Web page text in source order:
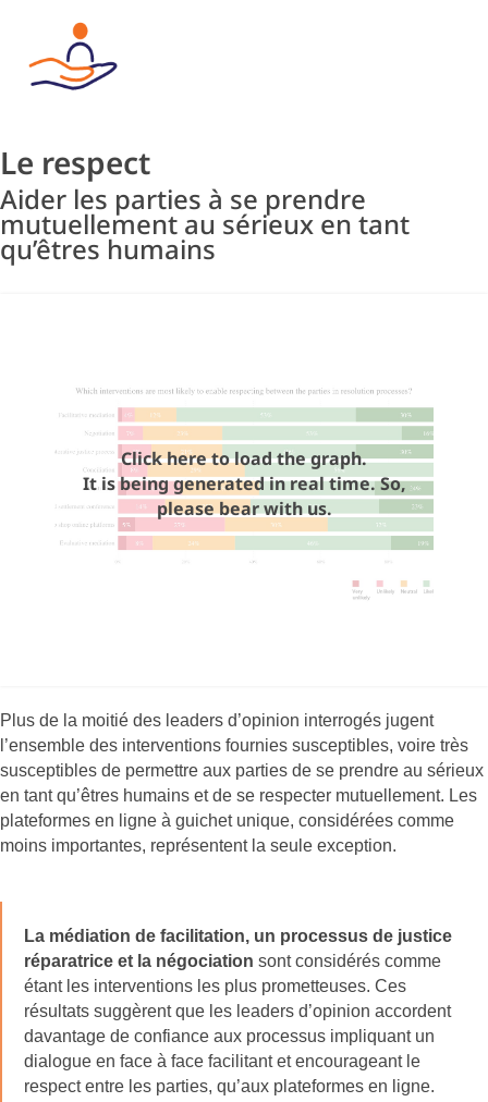
Le respect
Aider les parties à se prendre
mutuellement au sérieux en tant
qu’êtres humains
Click here to load the graph.
It is being generated in real time. So,
please bear with us.
Plus de la moitié des leaders d’opinion interrogés jugent
l’ensemble des interventions fournies susceptibles, voire très
susceptibles de permettre aux parties de se prendre au sérieux
en tant qu’êtres humains et de se respecter mutuellement. Les
plateformes en ligne à guichet unique, considérées comme
moins importantes, représentent la seule exception.
La médiation de facilitation, un processus de justice
réparatrice et la négociation sont considérés comme
étant les interventions les plus prometteuses. Ces
résultats suggèrent que les leaders d’opinion accordent
davantage de confiance aux processus impliquant un
dialogue en face à face facilitant et encourageant le
respect entre les parties, qu’aux plateformes en ligne.